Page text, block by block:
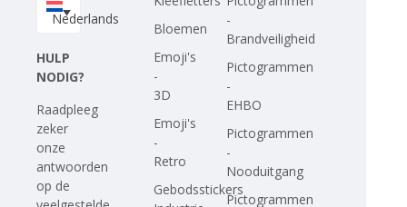
Nederlands
HULP
NODIG?
Raadpleeg
zeker
onze
antwoorden
op de
Bloemen
Emoji's
-
3D
Emoji's
-
Retro
Gebodsstickers
-
Brandveiligheid
Pictogrammen
-
EHBO
Pictogrammen
-
Nooduitgang
Pictogrammen